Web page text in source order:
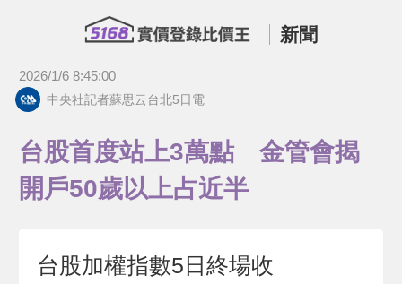
新聞
2026/1/6 8:45:00
中央社記者蘇思云台北5日電
台股首度站上3萬點 金管會揭
開戶50歲以上占近半
台股加權指數5日終場收